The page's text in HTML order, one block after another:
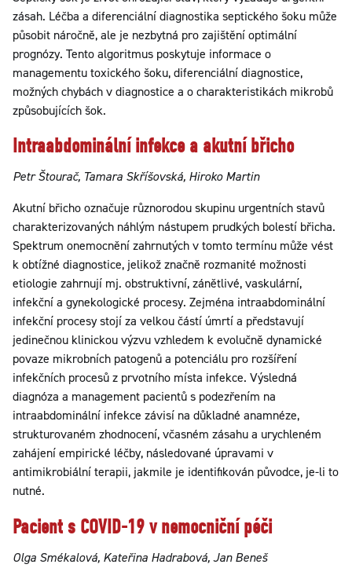
zásah. Léčba a diferenciální diagnostika septického šoku může
působit náročně, ale je nezbytná pro zajištění optimální
prognózy. Tento algoritmus poskytuje informace o
managementu toxického šoku, diferenciální diagnostice,
možných chybách v diagnostice a o charakteristikách mikrobů
způsobujících šok.
Intraabdominální infekce a akutní břicho
Petr Štourač, Tamara Skříšovská, Hiroko Martin
Akutní břicho označuje různorodou skupinu urgentních stavů
charakterizovaných náhlým nástupem prudkých bolestí břicha.
Spektrum onemocnění zahrnutých v tomto termínu může vést
k obtížné diagnostice, jelikož značně rozmanité možnosti
etiologie zahrnují mj. obstruktivní, zánětlivé, vaskulární,
infekční a gynekologické procesy. Zejména intraabdominální
infekční procesy stojí za velkou částí úmrtí a představují
jedinečnou klinickou výzvu vzhledem k evolučně dynamické
povaze mikrobních patogenů a potenciálu pro rozšíření
infekčních procesů z prvotního místa infekce. Výsledná
diagnóza a management pacientů s podezřením na
intraabdominální infekce závisí na důkladné anamnéze,
strukturovaném zhodnocení, včasném zásahu a urychleném
zahájení empirické léčby, následované úpravami v
antimikrobiální terapii, jakmile je identifikován původce, je-li to
nutné.
Pacient s COVID-19 v nemocniční péči
Olga Smékalová, Kateřina Hadrabová, Jan Beneš